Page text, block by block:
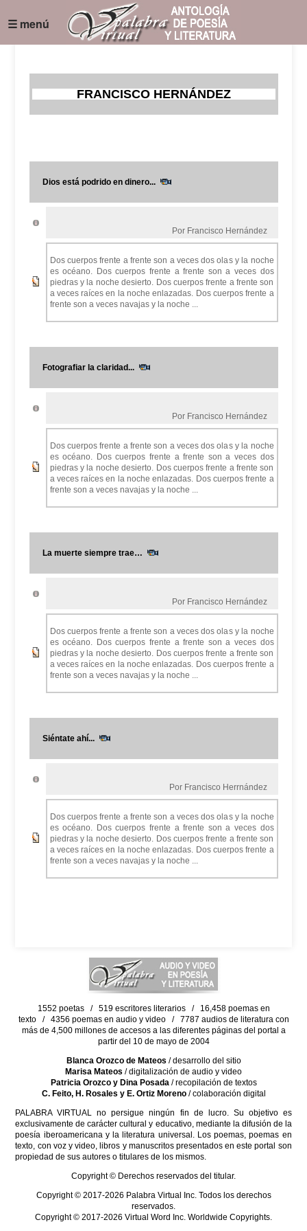
☰ menú
FRANCISCO HERNÁNDEZ
Dios está podrido en dinero...
Por Francisco Hernández
Dos cuerpos frente a frente son a veces dos olas y la noche
es océano. Dos cuerpos frente a frente son a veces dos
piedras y la noche desierto. Dos cuerpos frente a frente son
a veces raíces en la noche enlazadas. Dos cuerpos frente a
frente son a veces navajas y la noche ...
Fotografiar la claridad...
Por Francisco Hernández
Dos cuerpos frente a frente son a veces dos olas y la noche
es océano. Dos cuerpos frente a frente son a veces dos
piedras y la noche desierto. Dos cuerpos frente a frente son
a veces raíces en la noche enlazadas. Dos cuerpos frente a
frente son a veces navajas y la noche ...
La muerte siempre trae…
Por Francisco Hernández
Dos cuerpos frente a frente son a veces dos olas y la noche
es océano. Dos cuerpos frente a frente son a veces dos
piedras y la noche desierto. Dos cuerpos frente a frente son
a veces raíces en la noche enlazadas. Dos cuerpos frente a
frente son a veces navajas y la noche ...
Siéntate ahí...
Por Francisco Herrnández
Dos cuerpos frente a frente son a veces dos olas y la noche
es océano. Dos cuerpos frente a frente son a veces dos
piedras y la noche desierto. Dos cuerpos frente a frente son
a veces raíces en la noche enlazadas. Dos cuerpos frente a
frente son a veces navajas y la noche ...
1552 poetas / 519 escritores literarios / 16,458 poemas en
texto / 4356 poemas en audio y video / 7787 audios de literatura con
más de 4,500 millones de accesos a las diferentes páginas del portal a
partir del 10 de mayo de 2004
Blanca Orozco de Mateos / desarrollo del sitio
Marisa Mateos / digitalización de audio y video
Patricia Orozco y Dina Posada/ recopilación de textos
C. Feito, H. Rosales y E. Ortiz Moreno/ colaboración digital
PALABRA VIRTUAL no persigue ningún fin de lucro. Su objetivo es
exclusivamente de carácter cultural y educativo, mediante la difusión de la
poesía iberoamericana y la literatura universal. Los poemas, poemas en
texto, con voz y video, libros y manuscritos presentados en este portal son
propiedad de sus autores o titulares de los mismos.
Copyright © Derechos reservados del titular.
Copyright © 2017-2026 Palabra Virtual Inc. Todos los derechos
reservados.
Copyright © 2017-2026 Virtual Word Inc. Worldwide Copyrights.